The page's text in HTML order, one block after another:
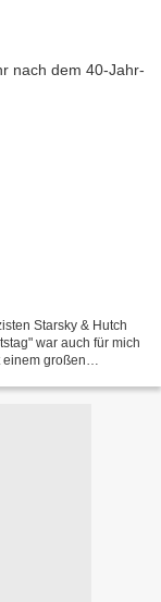
Starsky & Hutch
war auch für mich
großen